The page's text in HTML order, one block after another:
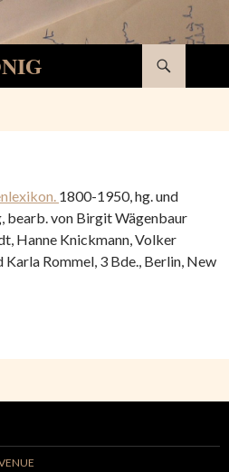
1800-1950, hg. und
bearb. von Birgit Wägenbaur
Hanne Knickmann, Volker
Rommel, 3 Bde., Berlin, New